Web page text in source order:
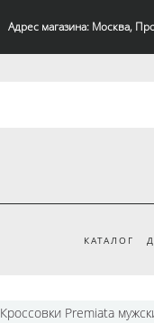
Адрес магазина: Москва,
КАТАЛОГ
Кроссовки Premiata